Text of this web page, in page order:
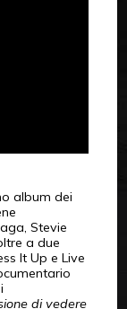
album dei
Stevie
a due
It Up e Live
di vedere